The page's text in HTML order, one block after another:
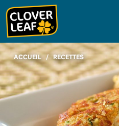
Skip
to
content
ACCUEIL/RECETTES